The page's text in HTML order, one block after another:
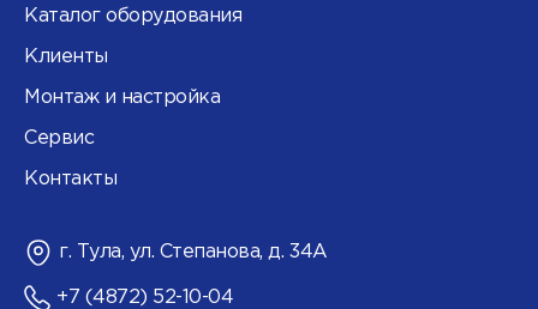
Каталог оборудования
Клиенты
Монтаж и настройка
Сервис
Контакты
г. Тула, ул. Степанова, д. 34А
+7 (4872) 52-10-04